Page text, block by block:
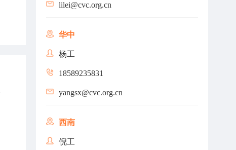
lilei@cvc.org.cn
华中
杨工
18589235831
yangsx@cvc.org.cn
西南
倪工